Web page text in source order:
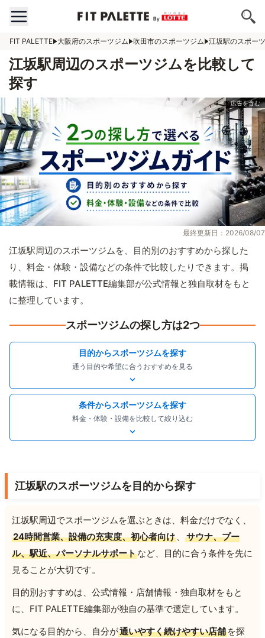
FIT PALETTE 大阪府のスポーツジム 吹田市のスポーツジム 江坂駅のスポー
江坂駅周辺のスポーツジムを比較して
探す
最終更新日：2026/08/07
江坂駅周辺のスポーツジムを、目的別のおすすめから探した
り、料金・体験・設備などの条件で比較したりできます。掲
載情報は、FIT PALETTE編集部が公式情報と独自取材をもと
に整理しています。
スポーツジムの探し方は2つ
目的からスポーツジムを探す
通う目的や希望に合うおすすめを見る
条件からスポーツジムを探す
料金・体験・設備を比較して絞り込む
江坂駅のスポーツジムを目的から探す
江坂駅周辺でスポーツジムを選ぶときは、料金だけでなく、
24時間営業、設備の充実度、初心者向け 、
サウナ、プー
ル、駅近、パーソナルサポートなど、目的に合う条件を先に
見ることが大切です。
目的別おすすめは、公式情報・店舗情報・独自取材をもと
に、FIT PALETTE編集部が独自の基準で選定しています。
気になる目的から、自分が通いやすく続けやすい店舗 を探